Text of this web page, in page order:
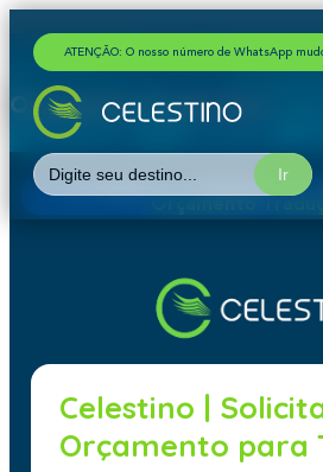
ATENÇÃO: O nosso número de WhatsApp
Search
for:
Orçamento Traduções
Home » Serviços